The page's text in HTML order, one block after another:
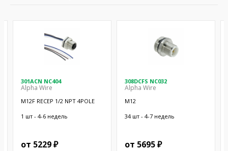
301ACN NC404
Alpha Wire
M12F RECEP 1/2 NPT 4POLE
1 шт - 4-6 недель
от 5229 ₽
308DCFS NC032
Alpha Wire
M12
34 шт - 4-7 недель
от 5695 ₽